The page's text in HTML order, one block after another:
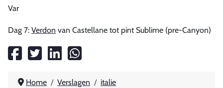
Var
Dag 7: Verdon van Castellane tot pint Sublime (pre-Canyon)
Home Verslagen
italie